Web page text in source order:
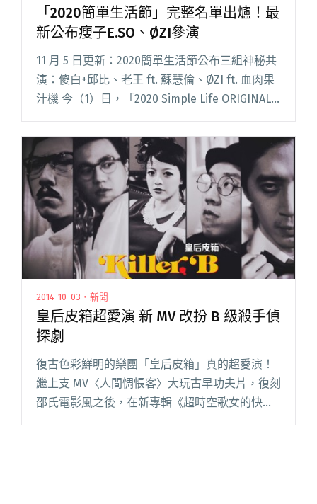
「2020簡單生活節」完整名單出爐！最
新公布瘦子E.SO、ØZI參演
11 月 5 日更新：2020簡單生活節公布三組神秘共
演：傻白+邱比、老王 ft. 蘇慧倫、ØZI ft. 血肉果
汁機 今（1）日，「2020 Simple Life ORIGINAL
簡單生活節」再公布演出名單，祭出最終饒舌天
王級雙帥——閱讀全文 "「2020簡單生活節」完整
名單出爐！最新公布瘦子E.SO、ØZI參演"
2014-10-03・新聞
皇后皮箱超愛演 新 MV 改扮 B 級殺手偵
探劇
復古色彩鮮明的樂團「皇后皮箱」真的超愛演！
繼上支 MV〈人間惆悵客〉大玩古早功夫片，復刻
邵氏電影風之後，在新專輯《超時空歌女的快
活》第三波主打 MV〈Killer.B〉中，再次開啓演